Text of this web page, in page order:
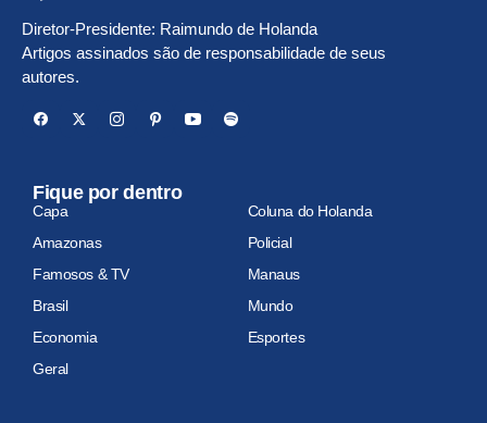
Diretor-Presidente: Raimundo de Holanda
Artigos assinados são de responsabilidade de seus
autores.
Fique por dentro
Capa
Coluna do Holanda
Amazonas
Policial
Famosos & TV
Manaus
Brasil
Mundo
Economia
Esportes
Geral